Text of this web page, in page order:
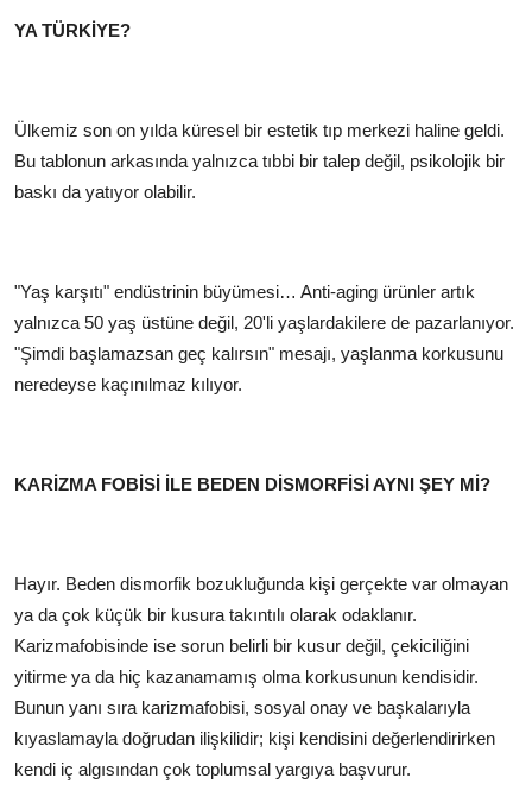
YA TÜRKİYE?
Ülkemiz son on yılda küresel bir estetik tıp merkezi haline geldi.
Bu tablonun arkasında yalnızca tıbbi bir talep değil, psikolojik bir
baskı da yatıyor olabilir.
"Yaş karşıtı" endüstrinin büyümesi… Anti-aging ürünler artık
yalnızca 50 yaş üstüne değil, 20'li yaşlardakilere de pazarlanıyor.
"Şimdi başlamazsan geç kalırsın" mesajı, yaşlanma korkusunu
neredeyse kaçınılmaz kılıyor.
KARİZMA FOBİSİ İLE BEDEN DİSMORFİSİ AYNI ŞEY Mİ?
Hayır. Beden dismorfik bozukluğunda kişi gerçekte var olmayan
ya da çok küçük bir kusura takıntılı olarak odaklanır.
Karizmafobisinde ise sorun belirli bir kusur değil, çekiciliğini
yitirme ya da hiç kazanamamış olma korkusunun kendisidir.
Bunun yanı sıra karizmafobisi, sosyal onay ve başkalarıyla
kıyaslamayla doğrudan ilişkilidir; kişi kendisini değerlendirirken
kendi iç algısından çok toplumsal yargıya başvurur.